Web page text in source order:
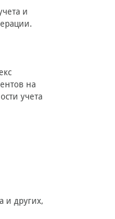
и
на
учета
и других,